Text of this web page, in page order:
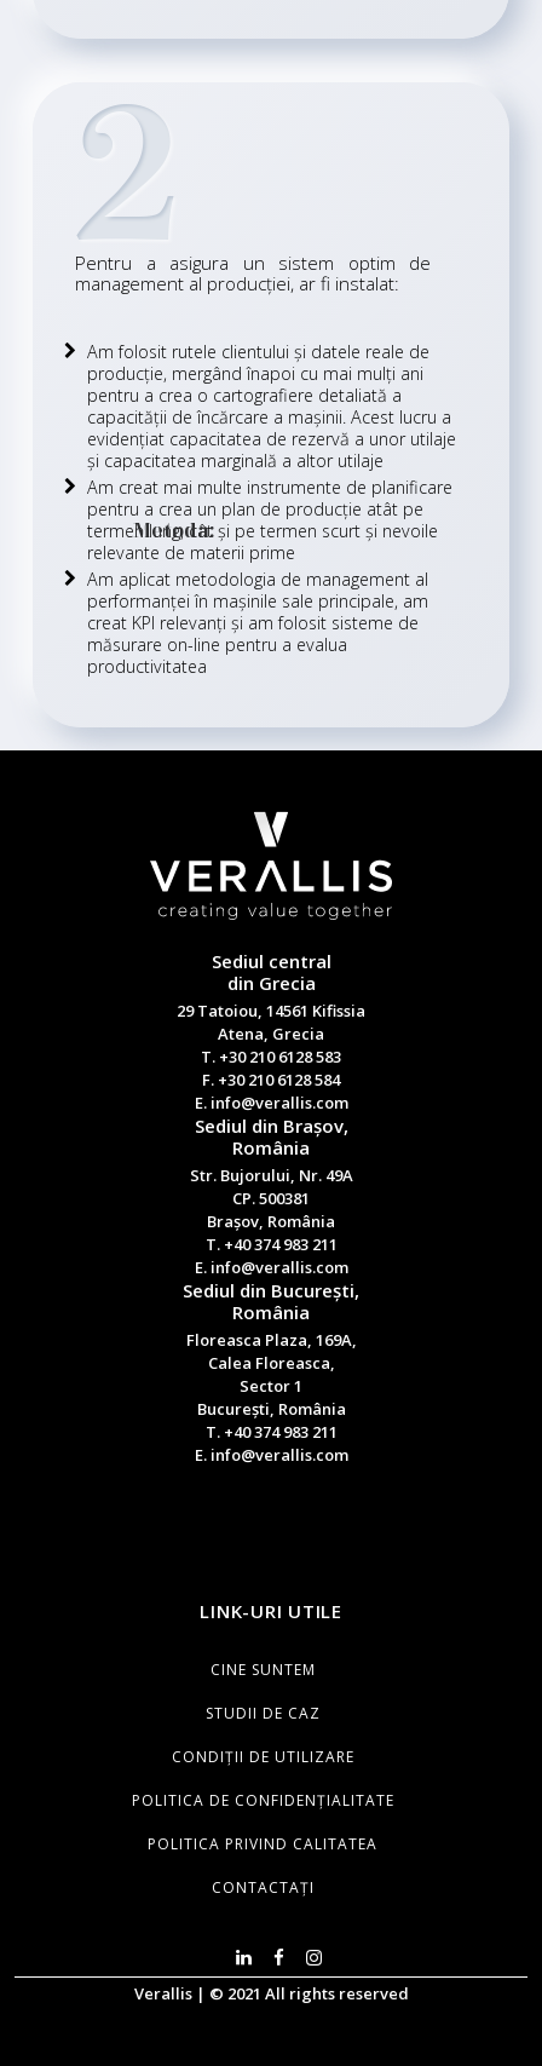
Metoda:
2
Pentru a asigura un sistem optim de
management al producției, ar fi instalat:
Am folosit rutele clientului și datele reale de
producție, mergând înapoi cu mai mulți ani
pentru a crea o cartografiere detaliată a
capacității de încărcare a mașinii. Acest lucru a
evidențiat capacitatea de rezervă a unor utilaje
și capacitatea marginală a altor utilaje
Am creat mai multe instrumente de planificare
pentru a crea un plan de producție atât pe
termen lung, cât și pe termen scurt și nevoile
relevante de materii prime
Am aplicat metodologia de management al
performanței în mașinile sale principale, am
creat KPI relevanți și am folosit sisteme de
măsurare on-line pentru a evalua
productivitatea
Sediul central
din Grecia
29 Tatoiou, 14561 Kifissia
Atena, Grecia
T. +30 210 6128 583
F. +30 210 6128 584
E. info@verallis.com
Sediul din Brașov,
România
Str. Bujorului, Nr. 49A
CP. 500381
Brașov, România
T. +40 374 983 211
E. info@verallis.com
Sediul din București,
România
Floreasca Plaza, 169A,
Calea Floreasca,
Sector 1
București, România
T. +40 374 983 211
E. info@verallis.com
LINK-URI UTILE
CINE SUNTEM
STUDII DE CAZ
CONDIȚII DE UTILIZARE
POLITICA DE CONFIDENȚIALITATE
POLITICA PRIVIND CALITATEA
CONTACTAȚI
Verallis | © 2021 All rights reserved